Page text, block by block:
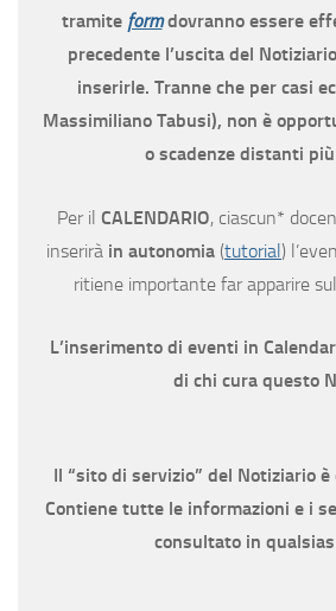
tramite form dovranno essere
precedente l’uscita del
inserirle. Tranne che per casi
Massimiliano Tabusi), non è
o scadenze distanti
Per il CALENDARIO, ciascun*
inserirà in autonomia (tutorial)
ritiene importante far apparire
L’inserimento di eventi in
di chi cura questo
Il “sito di servizio” del Notiziario è
Contiene tutte le informazioni e i
consultato in